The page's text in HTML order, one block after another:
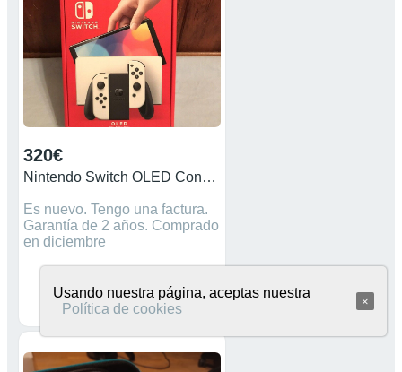
320€
Nintendo Switch OLED Console
Es nuevo. Tengo una factura.
Garantía de 2 años. Comprado
en diciembre
Usando nuestra página, aceptas nuestra
Política de cookies
×